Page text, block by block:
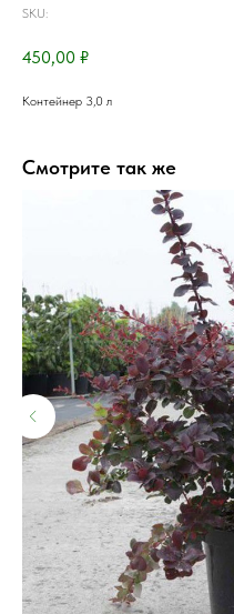
SKU:
450,00 ₽
Контейнер 3,0 л
Смотрите так же